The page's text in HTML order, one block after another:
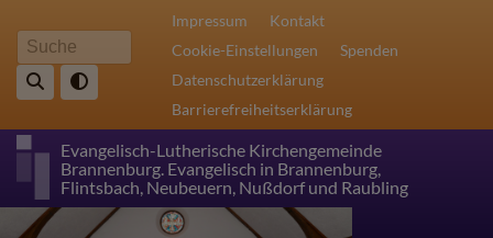
zum
Inhalt
Suche
Fußbereichsmenü
Impressum
Kontakt
Cookie-Einstellungen
Spenden
Datenschutzerklärung
Barrierefreiheitserklärung
Evangelisch-Lutherische Kirchengemeinde
Brannenburg. Evangelisch in Brannenburg,
Flintsbach, Neubeuern, Nußdorf und Raubling